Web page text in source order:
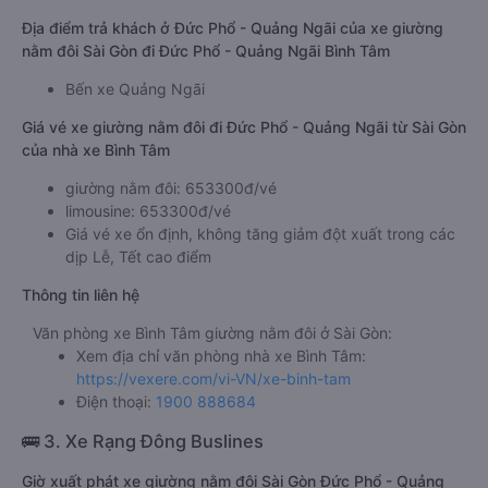
Địa điểm trả khách ở Đức Phổ - Quảng Ngãi của xe giường
nằm đôi Sài Gòn đi Đức Phổ - Quảng Ngãi Bình Tâm
Bến xe Quảng Ngãi
Giá vé xe giường nằm đôi đi Đức Phổ - Quảng Ngãi từ Sài Gòn
của nhà xe Bình Tâm
giường nằm đôi: 653300đ/vé
limousine: 653300đ/vé
Giá vé xe ổn định, không tăng giảm đột xuất trong các
dịp Lễ, Tết cao điểm
Thông tin liên hệ
Văn phòng xe Bình Tâm giường nằm đôi ở Sài Gòn:
Xem địa chỉ văn phòng nhà xe Bình Tâm:
https://vexere.com/vi-VN/xe-binh-tam
Điện thoại: 1900 888684
🚌 3. Xe Rạng Đông Buslines
Giờ xuất phát xe giường nằm đôi Sài Gòn Đức Phổ - Quảng